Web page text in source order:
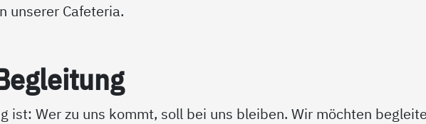
unserer Cafeteria.
ist: Wer zu uns kommt, soll bei uns bleiben. Wir möchten